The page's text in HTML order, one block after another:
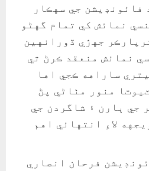
فائونڊيشن جي سهڪار
نمائش کي تمام گهڻو
جهڙي ڏورانهين
نمائش منعقد ڪرڻ تي
ساراهه ڪجي اها
منور مٺاڻي پڻ
جي ٻارن ۽ شاگردن جي
لاءِ انتهائي اهم
فرحان انصاري